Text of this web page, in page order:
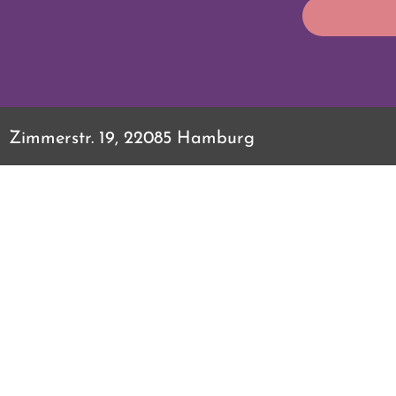
Zimmerstr. 19, 22085 Hamburg